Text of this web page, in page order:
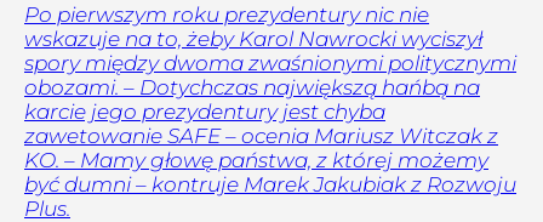
Po pierwszym roku prezydentury nic nie
wskazuje na to, żeby Karol Nawrocki wyciszył
spory między dwoma zwaśnionymi politycznymi
obozami. – Dotychczas największą hańbą na
karcie jego prezydentury jest chyba
zawetowanie SAFE – ocenia Mariusz Witczak z
KO. – Mamy głowę państwa, z której możemy
być dumni – kontruje Marek Jakubiak z Rozwoju
Plus.